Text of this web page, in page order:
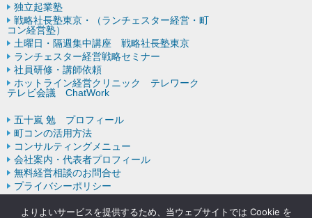
独立起業塾
戦略社長塾東京・（ランチェスター経営・町
コン経営塾）
土曜日・隔週集中講座 戦略社長塾東京
ランチェスター経営戦略セミナー
社員研修・講師依頼
ホットライン経営クリニック テレワーク
テレビ会議 ChatWork
五十嵐 勉 プロフィール
町コンの活用方法
コンサルティングメニュー
会社案内・代表者プロフィール
無料経営相談のお問合せ
プライバシーポリシー
よりよいサービスを提供するため、当ウェブサイトでは Cookie を